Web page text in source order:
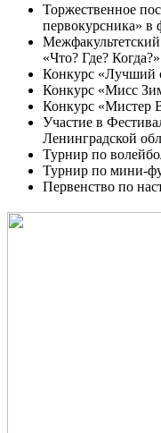
Торжественное
первокурсника»
«Что? Где? Когда?»
Конкурс «Лучший
Конкурс «Мисс
Конкурс «Мистер
Участие в
Ленинградской
Турнир по
Турнир по мини-
Первенство по